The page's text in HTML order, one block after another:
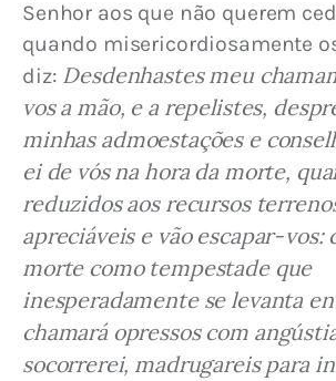
Senhor aos que não querem
quando misericordiosamente
diz: Desdenhastes meu
vos a mão, e a repelistes,
minhas admoestações e
ei de vós na hora da morte,
reduzidos aos recursos
apreciáveis e vão escapar-vos:
morte como tempestade que
inesperadamente se levanta
chamará opressos com
socorrerei, madrugareis para